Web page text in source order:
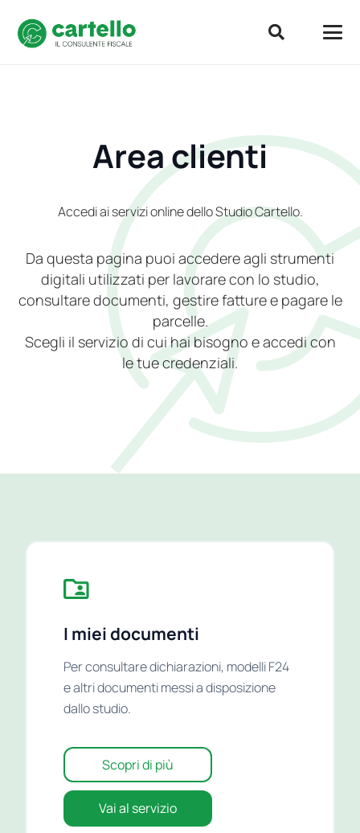
Area clienti
Accedi ai servizi online dello Studio Cartello.
Da questa pagina puoi accedere agli strumenti
digitali utilizzati per lavorare con lo studio,
consultare documenti, gestire fatture e pagare le
parcelle.
Scegli il servizio di cui hai bisogno e accedi con
le tue credenziali.
I miei documenti
Per consultare dichiarazioni, modelli F24
e altri documenti messi a disposizione
dallo studio.
Scopri di più
Vai al servizio